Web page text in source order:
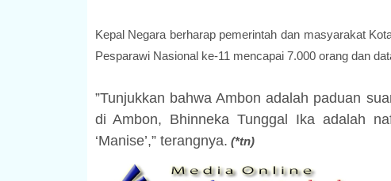
Kepal Negara berharap pemerintah dan masyarakat
Pesparawi Nasional ke-11 mencapai 7.000 orang dan
‎”Tunjukkan bahwa Ambon adalah paduan
di Ambon, Bhinneka Tunggal Ika adalah
‘Manise’,” terangnya. (*tn)